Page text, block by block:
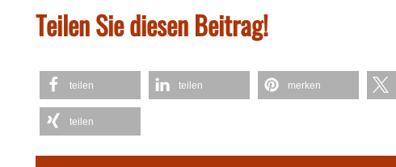
Teilen Sie diesen Beitrag!
teilen teilen merken
teilen